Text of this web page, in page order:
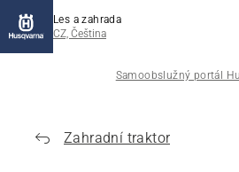
Les a zahrada
CZ, Čeština
Samoobslužný portál
Zahradní traktor